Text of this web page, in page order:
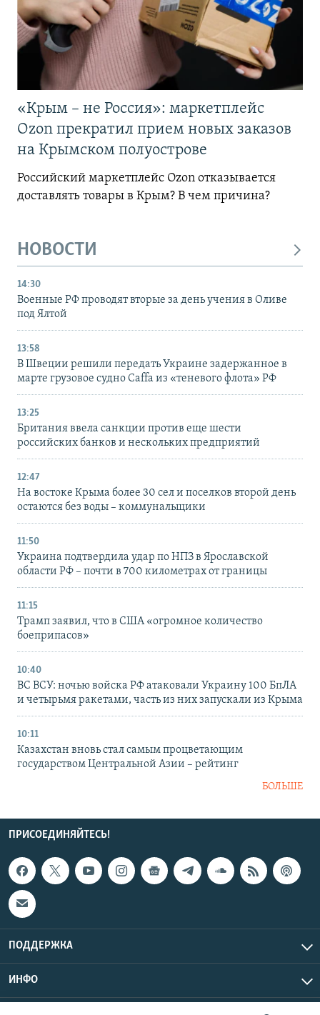
«Крым – не Россия»: маркетплейс
Ozon прекратил прием новых заказов
на Крымском полуострове
Российский маркетплейс Ozon отказывается
доставлять товары в Крым? В чем причина?
НОВОСТИ
14:30
Военные РФ проводят вторые за день учения в Оливе
под Ялтой
13:58
В Швеции решили передать Украине задержанное в
марте грузовое судно Caffa из «теневого флота» РФ
13:25
Британия ввела санкции против еще шести
российских банков и нескольких предприятий
12:47
На востоке Крыма более 30 сел и поселков второй день
остаются без воды – коммунальщики
11:50
Украина подтвердила удар по НПЗ в Ярославской
области РФ – почти в 700 километрах от границы
11:15
Трамп заявил, что в США «огромное количество
боеприпасов»
10:40
ВС ВСУ: ночью войска РФ атаковали Украину 100 БпЛА
и четырьмя ракетами, часть из них запускали из Крыма
10:11
Казахстан вновь стал самым процветающим
государством Центральной Азии – рейтинг
БОЛЬШЕ
ПРИСОЕДИНЯЙТЕСЬ!
ПОДДЕРЖКА
ИНФО